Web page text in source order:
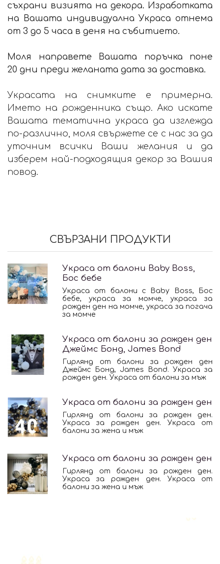
съхрани визията на декора. Изработката
на Вашата индивидуална Украса отнема
от 3 до 5 часа в деня на събитието.
Моля направете Вашата поръчка поне
20 дни преди желаната дата за доставка.
Украсата на снимките е примерна.
Името на рожденника също. Ако искате
Вашата тематична украса да изглежда
по-различно, моля свържете се с нас за да
уточним всички Ваши желания и да
изберем най-подходящия декор за Вашия
повод.
СВЪРЗАНИ ПРОДУКТИ
Украса от балони Baby Boss,
Бос бебе
Украса от балони с Baby Boss, Бос
бебе, украса за момче, украса за
рожден ден на момче, украса за погача
за момче
Украса от балони за рожден ден
Джеймс Бонд, James Bond
Гирлянд от балони за рожден ден
Джеймс Бонд, James Bond. Украса за
рожден ден. Украса от балони за мъж
Украса от балони за рожден ден
Гирлянд от балони за рожден ден.
Украса за рожден ден. Украса от
балони за жена и мъж
Украса от балони за рожден ден
Гирлянд от балони за рожден ден.
Украса за рожден ден. Украса от
балони за жена и мъж